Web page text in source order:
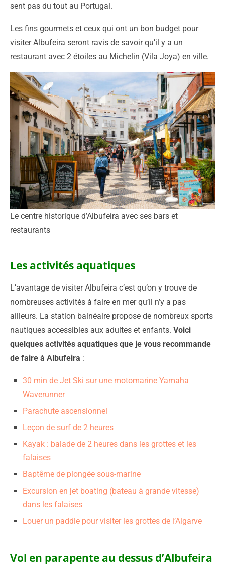
sent pas du tout au Portugal.
Les fins gourmets et ceux qui ont un bon budget pour
visiter Albufeira seront ravis de savoir qu’il y a un
restaurant avec 2 étoiles au Michelin (Vila Joya) en ville.
Le centre historique d’Albufeira avec ses bars et
restaurants
Les activités aquatiques
L’avantage de visiter Albufeira c’est qu’on y trouve de
nombreuses activités à faire en mer qu’il n’y a pas
ailleurs. La station balnéaire propose de nombreux sports
nautiques accessibles aux adultes et enfants. Voici
quelques activités aquatiques que je vous recommande
de faire à Albufeira :
30 min de Jet Ski sur une motomarine Yamaha
Waverunner
Parachute ascensionnel
Leçon de surf de 2 heures
Kayak : balade de 2 heures dans les grottes et les
falaises
Baptême de plongée sous-marine
Excursion en jet boating (bateau à grande vitesse)
dans les falaises
Louer un paddle pour visiter les grottes de l’Algarve
Vol en parapente au dessus d’Albufeira